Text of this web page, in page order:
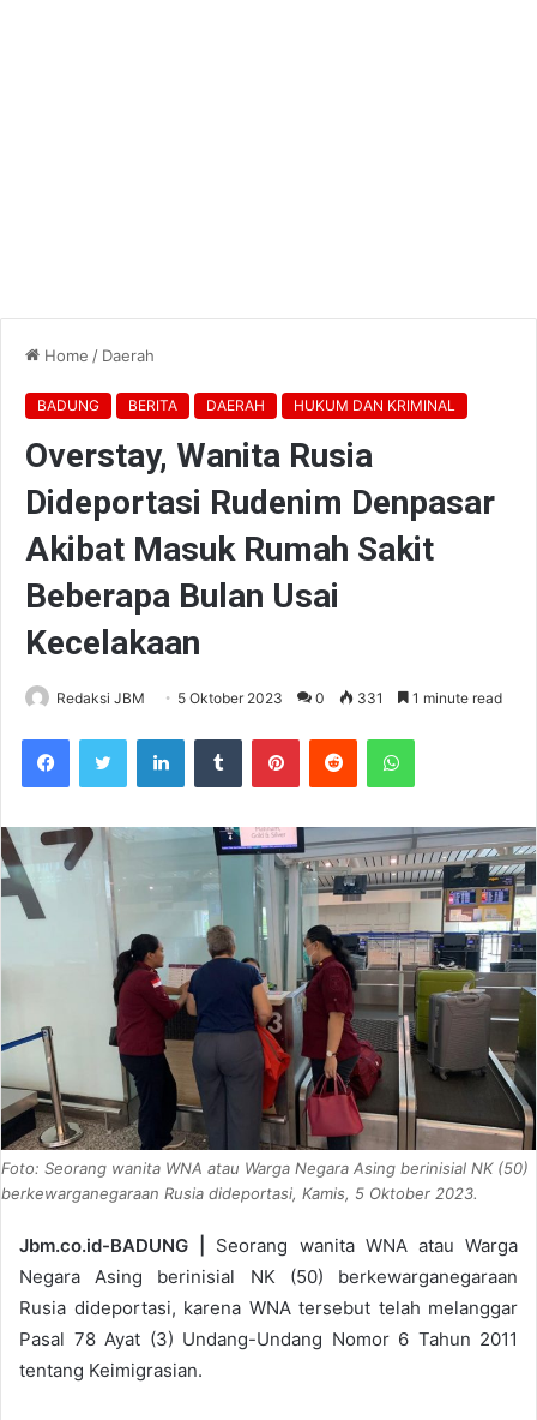
Home / Daerah
BADUNG BERITA DAERAH HUKUM DAN KRIMINAL
Overstay, Wanita Rusia
Dideportasi Rudenim Denpasar
Akibat Masuk Rumah Sakit
Beberapa Bulan Usai
Kecelakaan
Redaksi JBM 5 Oktober 2023 0 331 1 minute read
Foto: Seorang wanita WNA atau Warga Negara Asing berinisial NK (50)
berkewarganegaraan Rusia dideportasi, Kamis, 5 Oktober 2023.
Jbm.co.id-BADUNG |
Seorang wanita WNA atau Warga
Negara Asing berinisial NK (50) berkewarganegaraan
Rusia dideportasi, karena WNA tersebut telah melanggar
Pasal 78 Ayat (3) Undang-Undang Nomor 6 Tahun 2011
tentang Keimigrasian.